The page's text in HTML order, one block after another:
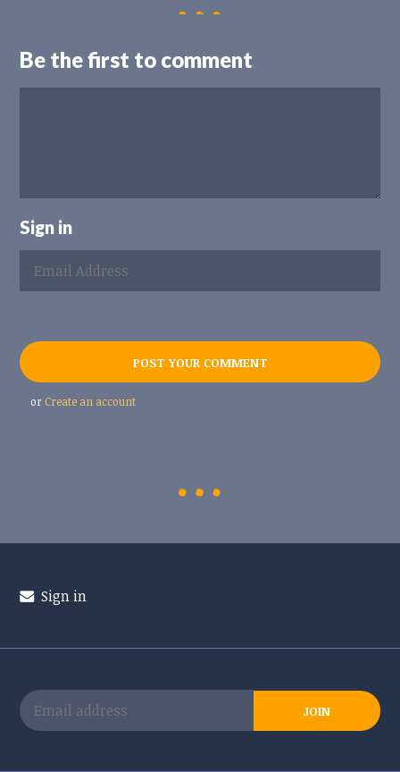
Be the first to comment
Sign in
or Create an account
Sign in